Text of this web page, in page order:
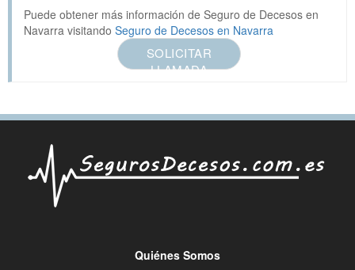
Puede obtener más información de Seguro de Decesos en
Navarra visitando Seguro de Decesos en Navarra
SOLICITAR
LLAMADA
Quiénes Somos